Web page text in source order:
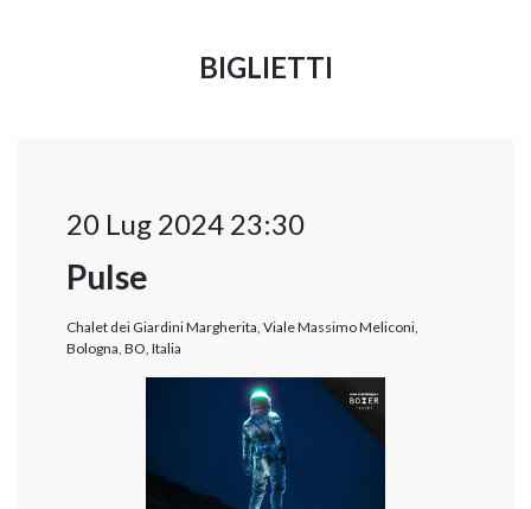
BIGLIETTI
20 Lug 2024 23:30
Pulse
Chalet dei Giardini Margherita, Viale Massimo Meliconi,
Bologna, BO, Italia